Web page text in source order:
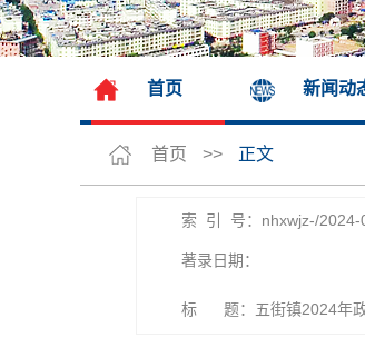
首页 新闻动
首页 >> 正文
索 引 号：nhxwjz-/2024-
著录日期：
标 题：五街镇2024年政